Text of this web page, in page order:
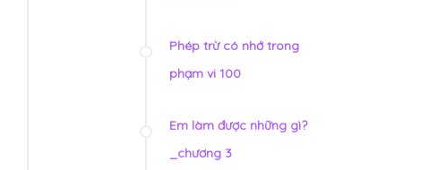
Phép trừ có nhớ trong
phạm vi 100
Em làm được những gì?
_chương 3